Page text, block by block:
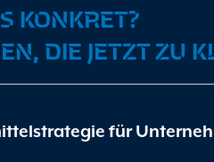
KONKRET?
DIE JETZT ZU
für